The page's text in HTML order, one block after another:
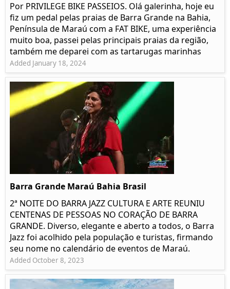
Por PRIVILEGE BIKE PASSEIOS. Olá galerinha, hoje eu
fiz um pedal pelas praias de Barra Grande na Bahia,
Península de Maraú com a FAT BIKE, uma experiência
muito boa, passei pelas principais praias da região,
também me deparei com as tartarugas marinhas
Added January 18, 2024
Barra Grande Maraú Bahia Brasil
2ª NOITE DO BARRA JAZZ CULTURA E ARTE REUNIU
CENTENAS DE PESSOAS NO CORAÇÃO DE BARRA
GRANDE. Diverso, elegante e aberto a todos, o Barra
Jazz foi acolhido pela população e turistas, firmando
seu nome no calendário de eventos de Maraú.
Added October 8, 2023